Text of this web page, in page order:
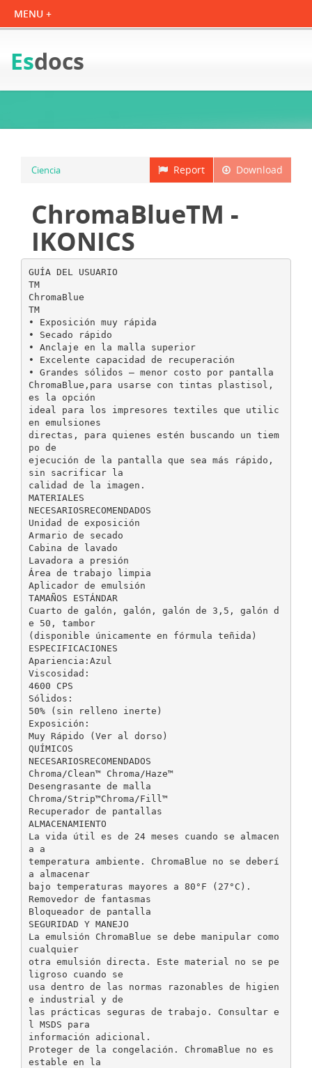
Esdocs
Download
Report
Ciencia
ChromaBlueTM -
IKONICS
GUÍA DEL USUARIO
TM
ChromaBlue
TM
• Exposición muy rápida
• Secado rápido
• Anclaje en la malla superior
• Excelente capacidad de recuperación
• Grandes sólidos – menor costo por pantalla
ChromaBlue,para usarse con tintas plastisol,
es la opción
ideal para los impresores textiles que utilic
en emulsiones
directas, para quienes estén buscando un tiem
po de
ejecución de la pantalla que sea más rápido,
sin sacrificar la
calidad de la imagen.
MATERIALES
NECESARIOSRECOMENDADOS
Unidad de exposición
Armario de secado
Cabina de lavado
Lavadora a presión
Área de trabajo limpia
Aplicador de emulsión
TAMAÑOS ESTÁNDAR
Cuarto de galón, galón, galón de 3,5, galón d
e 50, tambor
(disponible únicamente en fórmula teñida)
ESPECIFICACIONES
Apariencia:Azul
Viscosidad:
4600 CPS
Sólidos:
50% (sin relleno inerte)
Exposición:
Muy Rápido (Ver al dorso)
QUÍMICOS
NECESARIOSRECOMENDADOS
Chroma/Clean™ Chroma/Haze™
Desengrasante de malla
Chroma/Strip™Chroma/Fill™
Recuperador de pantallas
ALMACENAMIENTO
La vida útil es de 24 meses cuando se almacen
a a
temperatura ambiente. ChromaBlue no se deberí
a almacenar
bajo temperaturas mayores a 80°F (27°C).
Removedor de fantasmas
Bloqueador de pantalla
SEGURIDAD Y MANEJO
La emulsión ChromaBlue se debe manipular como
cualquier
otra emulsión directa. Este material no se pe
ligroso cuando se
usa dentro de las normas razonables de higien
e industrial y de
las prácticas seguras de trabajo. Consultar e
l MSDS para
información adicional.
Proteger de la congelación. ChromaBlue no es
estable en la